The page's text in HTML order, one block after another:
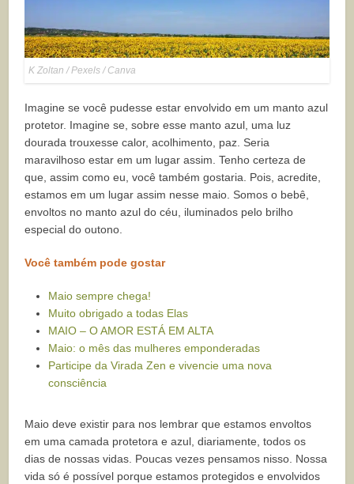
K Zoltan / Pexels / Canva
Imagine se você pudesse estar envolvido em um manto azul
protetor. Imagine se, sobre esse manto azul, uma luz
dourada trouxesse calor, acolhimento, paz. Seria
maravilhoso estar em um lugar assim. Tenho certeza de
que, assim como eu, você também gostaria. Pois, acredite,
estamos em um lugar assim nesse maio. Somos o bebê,
envoltos no manto azul do céu, iluminados pelo brilho
especial do outono.
Você também pode gostar
Maio sempre chega!
Muito obrigado a todas Elas
MAIO – O AMOR ESTÁ EM ALTA
Maio: o mês das mulheres emponderadas
Participe da Virada Zen e vivencie uma nova
consciência
Maio deve existir para nos lembrar que estamos envoltos
em uma camada protetora e azul, diariamente, todos os
dias de nossas vidas. Poucas vezes pensamos nisso. Nossa
vida só é possível porque estamos protegidos e envolvidos